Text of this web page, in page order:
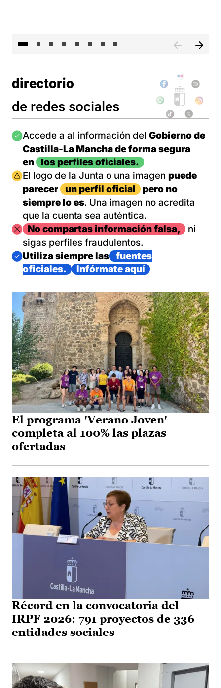
directorio
de redes sociales
Imagen
Accede a al información del Gobierno de
Castilla-La Mancha de forma segura
en
los perfiles oficiales.
Imagen
El logo de la Junta o una imagen puede
parecer
un perfil oficial
pero no
siempre lo es. Una imagen no acredita
que la cuenta sea auténtica.
ImagenNo compartas información falsa,
ni
sigas perfiles fraudulentos.
Imagen
Utiliza siempre las
fuentes
oficiales.
Infórmate aquí
El programa 'Verano Joven'
completa al 100% las plazas
ofertadas
Récord en la convocatoria del
IRPF 2026: 791 proyectos de 336
entidades sociales